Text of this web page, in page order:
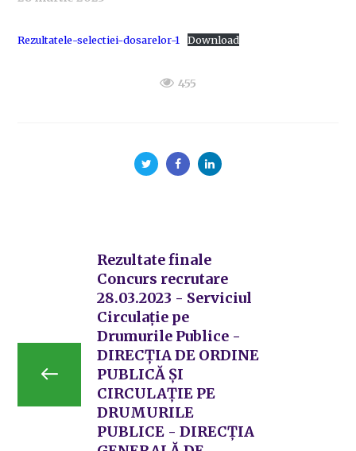
Rezultatele-selectiei-dosarelor-1 Download
455
Rezultate finale
Concurs recrutare
28.03.2023 - Serviciul
Circulație pe
Drumurile Publice -
DIRECȚIA DE ORDINE
PUBLICĂ ȘI
CIRCULAȚIE PE
DRUMURILE
PUBLICE - DIRECȚIA